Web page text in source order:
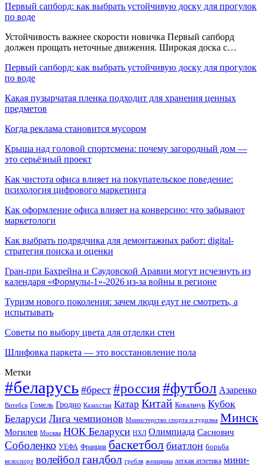
Первый сапборд: как выбрать устойчивую доску для прогулок
по воде
Устойчивость важнее скорости новичка Первый сапборд
должен прощать неточные движения. Широкая доска с…
Первый сапборд: как выбрать устойчивую доску для прогулок
по воде
Какая пузырчатая пленка подходит для хранения ценных
предметов
Когда реклама становится мусором
Крыша над головой спортсмена: почему загородный дом —
это серьёзный проект
Как чистота офиса влияет на покупательское поведение:
психология цифрового маркетинга
Как оформление офиса влияет на конверсию: что забывают
маркетологи
Как выбрать подрядчика для демонтажных работ: digital-
стратегия поиска и оценки
Гран-при Бахрейна и Саудовской Аравии могут исчезнуть из
календаря «Формулы-1»-2026 из-за войны в регионе
Туризм нового поколения: зачем люди едут не смотреть, а
испытывать
Советы по выбору цвета для отделки стен
Шлифовка паркета — это восстановление пола
Метки
#беларусь #брест #россия#футбол Азаренко
Витебск Гомель Гродно Казахстан Катар Китай Ковальчук Кубок
Беларуси Лига чемпионов Министерство спорта и туризма Минск
Могилев Москва НОК Беларуси НХЛ Олимпиада Саснович
Соболенко УЕФА Франция баскетбол биатлон борьба
велоспорт волейболгандбол гребля женщины легкая атлетика мини-